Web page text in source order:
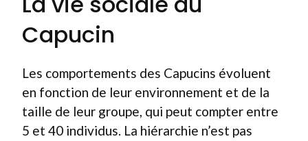
Capucin
Les comportements des Capucins évoluent
en fonction de leur environnement et de la
taille de leur groupe, qui peut compter entre
5 et 40 individus. La hiérarchie n’est pas